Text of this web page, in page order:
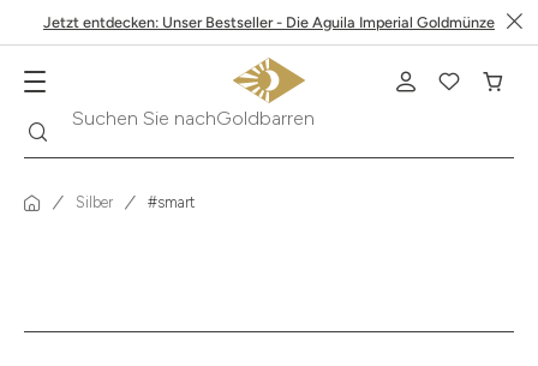
Jetzt entdecken: Unser Bestseller - Die Aguila Imperial Goldmünze
Suchen Sie nachGoldbarren
Silber #smart